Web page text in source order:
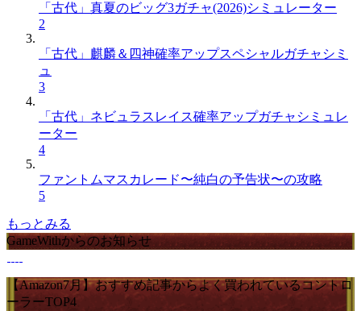
「古代」真夏のビッグ3ガチャ(2026)シミュレーター
2
「古代」麒麟＆四神確率アップスペシャルガチャシミ
ュ
3
「古代」ネビュラスレイス確率アップガチャシミュレ
ーター
4
ファントムマスカレード〜純白の予告状〜の攻略
5
もっとみる
GameWithからのお知らせ
【Amazon7月】おすすめ記事からよく買われているコントロ
ーラーTOP4